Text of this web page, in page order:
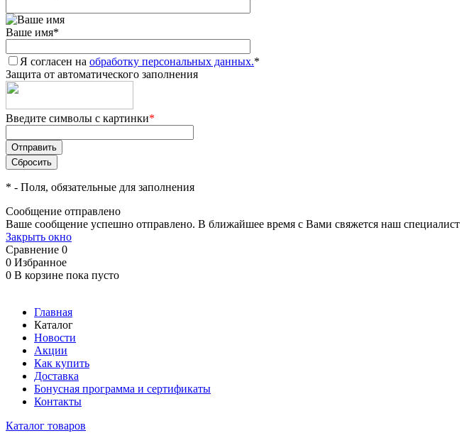
Ваше имя*
Я согласен на обработку персональных данных.*
Защита от автоматического заполнения
Введите символы с картинки*
* - Поля, обязательные для заполнения
Сообщение отправлено
Ваше сообщение успешно отправлено. В ближайшее время с Вами свяжется наш специалист
Закрыть окно
Сравнение 0
0 Избранное
0 В корзине пока пусто
Главная
Каталог
Новости
Акции
Как купить
Доставка
Бонусная программа и сертификаты
Контакты
Каталог товаров